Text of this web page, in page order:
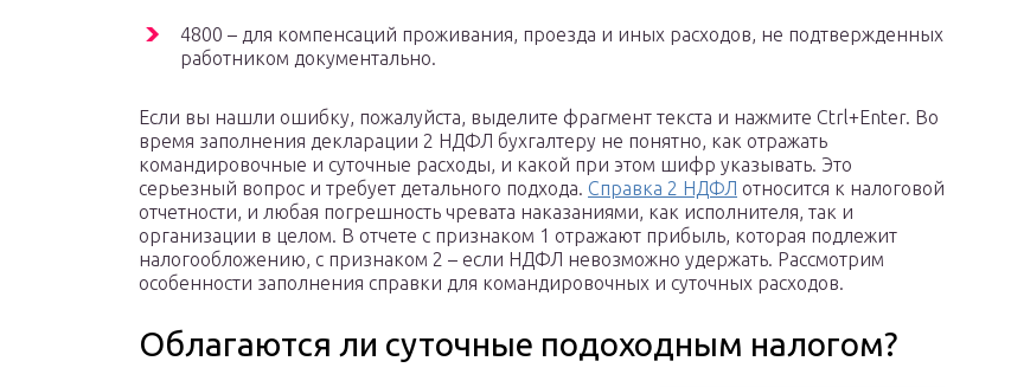
4800 – для компенсаций проживания, проезда и иных расходов, не подтвержденных
работником документально.
Если вы нашли ошибку, пожалуйста, выделите фрагмент текста и нажмите Ctrl+Enter. Во
время заполнения декларации 2 НДФЛ бухгалтеру не понятно, как отражать
командировочные и суточные расходы, и какой при этом шифр указывать. Это
серьезный вопрос и требует детального подхода. Справка 2 НДФЛ относится к налоговой
отчетности, и любая погрешность чревата наказаниями, как исполнителя, так и
организации в целом. В отчете с признаком 1 отражают прибыль, которая подлежит
налогообложению, с признаком 2 – если НДФЛ невозможно удержать. Рассмотрим
особенности заполнения справки для командировочных и суточных расходов.
Облагаются ли суточные подоходным налогом?